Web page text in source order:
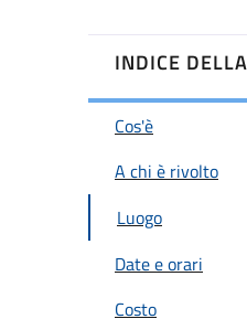
INDICE
Cos'è
A chi è rivolto
Luogo
Date e orari
Costo